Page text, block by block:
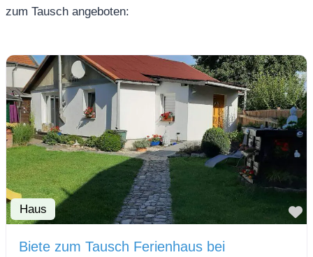
zum Tausch angeboten:
Haus
Biete zum Tausch Ferienhaus bei